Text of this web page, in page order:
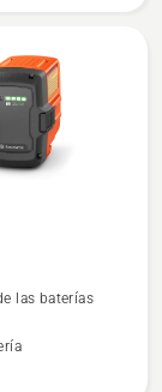
las baterías